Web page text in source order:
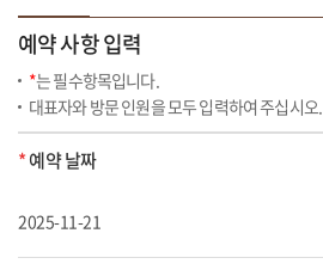
예약 사항 입력
*는 필수항목입니다.
대표자와 방문 인원을 모두 입력하여 주십시오.
*예약 날짜
2025-11-21